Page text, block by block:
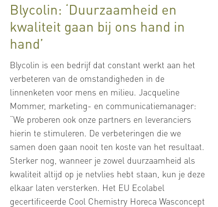
Blycolin: ‘Duurzaamheid en
kwaliteit gaan bij ons hand in
hand’
Blycolin is een bedrijf dat constant werkt aan het
verbeteren van de omstandigheden in de
linnenketen voor mens en milieu. Jacqueline
Mommer, marketing- en communicatiemanager:
“We proberen ook onze partners en leveranciers
hierin te stimuleren. De verbeteringen die we
samen doen gaan nooit ten koste van het resultaat.
Sterker nog, wanneer je zowel duurzaamheid als
kwaliteit altijd op je netvlies hebt staan, kun je deze
elkaar laten versterken. Het EU Ecolabel
gecertificeerde Cool Chemistry Horeca Wasconcept